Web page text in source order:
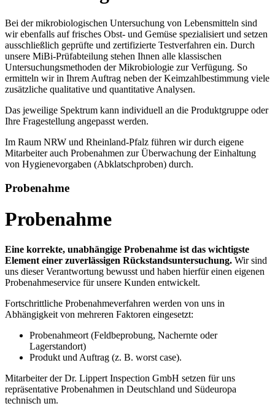
Bei der mikrobiologischen Untersuchung von Lebensmitteln sind
wir ebenfalls auf frisches Obst- und Gemüse spezialisiert und setzen
ausschließlich geprüfte und zertifizierte Testverfahren ein. Durch
unsere MiBi-Prüfabteilung stehen Ihnen alle klassischen
Untersuchungsmethoden der Mikrobiologie zur Verfügung. So
ermitteln wir in Ihrem Auftrag neben der Keimzahlbestimmung viele
zusätzliche qualitative und quantitative Analysen.
Das jeweilige Spektrum kann individuell an die Produktgruppe oder
Ihre Fragestellung angepasst werden.
Im Raum NRW und Rheinland-Pfalz führen wir durch eigene
Mitarbeiter auch Probenahmen zur Überwachung der Einhaltung
von Hygienevorgaben (Abklatschproben) durch.
Probenahme
Probenahme
Eine korrekte, unabhängige Probenahme ist das wichtigste
Element einer zuverlässigen Rückstandsuntersuchung. Wir sind
uns dieser Verantwortung bewusst und haben hierfür einen eigenen
Probenahmeservice für unsere Kunden entwickelt.
Fortschrittliche Probenahmeverfahren werden von uns in
Abhängigkeit von mehreren Faktoren eingesetzt:
Probenahmeort (Feldbeprobung, Nachernte oder
Lagerstandort)
Produkt und Auftrag (z. B. worst case).
Mitarbeiter der Dr. Lippert Inspection GmbH setzen für uns
repräsentative Probenahmen in Deutschland und Südeuropa
technisch um.